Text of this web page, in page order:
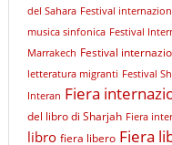
del Sahara Festival
musica sinfonica Festival
Marrakech Festival
letteratura migranti Festival
Interan Fiera
del libro di Sharjah Fiera
libro fiera libero Fiera